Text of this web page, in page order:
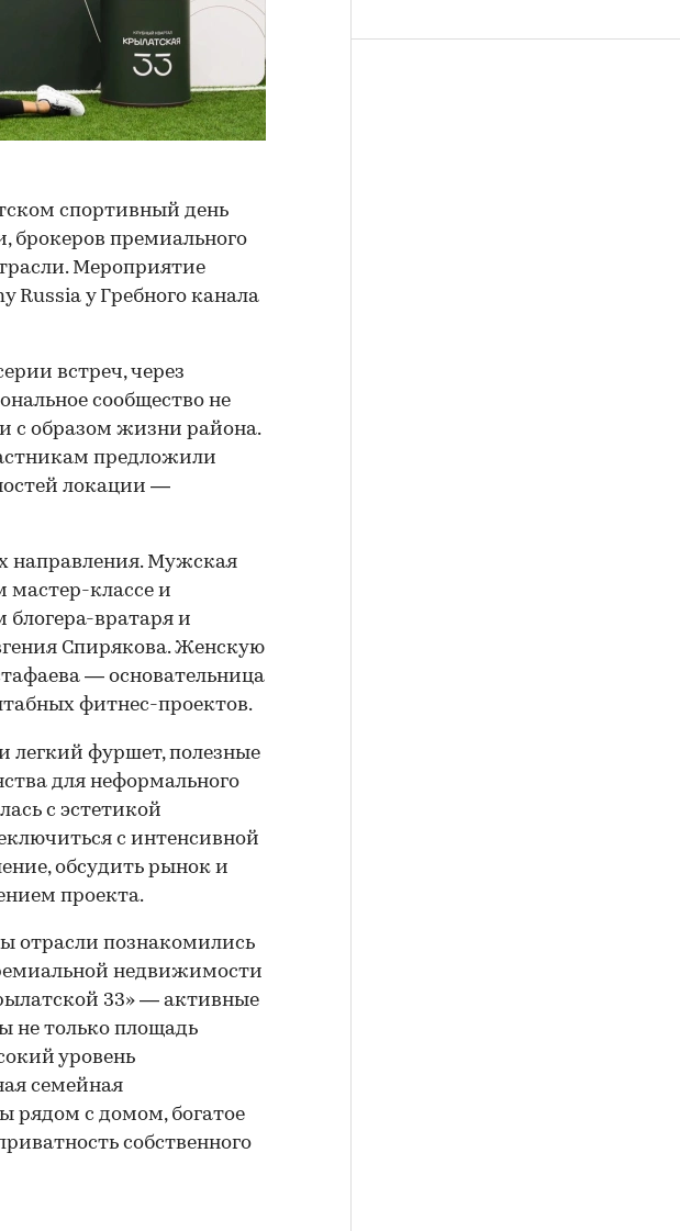
спортивный день
брокеров премиального
Мероприятие
Russia у Гребного канала
встреч, через
сообщество не
с образом жизни района.
предложили
локации —
направления. Мужская
мастер-классе и
вратаря и
Спирякова. Женскую
— основательница
фитнес-проектов.
легкий фуршет, полезные
для неформального
с эстетикой
с интенсивной
обсудить рынок и
проекта.
отрасли познакомились
недвижимости
33» — активные
не только площадь
уровень
семейная
рядом с домом, богатое
собственного